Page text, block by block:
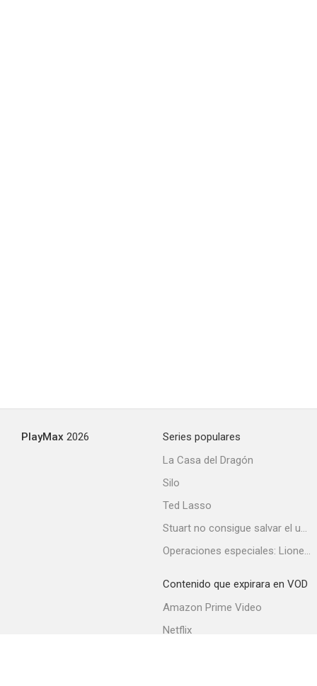
PlayMax 2026
Series populares
La Casa del Dragón
Silo
Ted Lasso
Stuart no consigue salvar el universo
Operaciones especiales: Lioness
Contenido que expirara en VOD
Amazon Prime Video
Netflix